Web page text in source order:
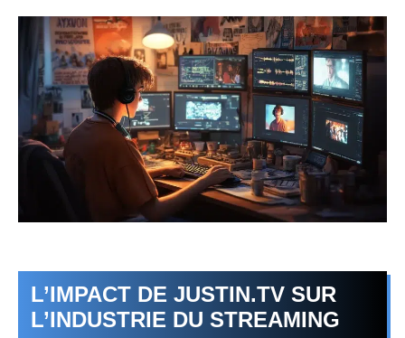
L’IMPACT DE JUSTIN.TV SUR
L’INDUSTRIE DU STREAMING